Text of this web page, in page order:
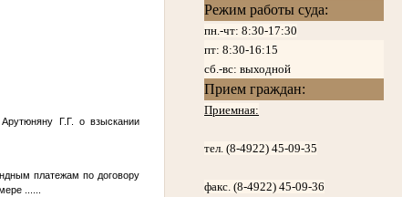
Режим работы суда:
пн.-чт: 8:30-17:30
пт: 8:30-16:15
сб.-вс: выходной
Прием граждан:
Приемная:
тел. (8-4922) 45-09-35
факс. (8-4922) 45-09-36
Г.Г.
о взыскании
платежам по договору